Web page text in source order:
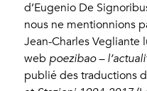
d’Eugenio De
nous ne mentionnions
Jean-Charles Vegliante
web poezibao –
publié des traductions